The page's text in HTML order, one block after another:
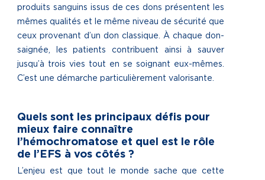
produits sanguins issus de ces dons présentent les
mêmes qualités et le même niveau de sécurité que
ceux provenant d’un don classique. À chaque don-
saignée, les patients contribuent ainsi à sauver
jusqu’à trois vies tout en se soignant eux-mêmes.
C’est une démarche particulièrement valorisante.
Quels sont les principaux défis pour
mieux faire connaître
l’hémochromatose et quel est le rôle
de l’EFS à vos côtés ?
L’enjeu est que tout le monde sache que cette